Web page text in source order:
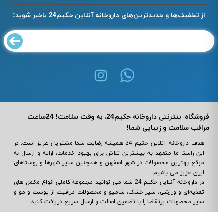
از تخفیف‌ها و جدیدترین‌های داروخانه آنلاین حکیم24 باخبر شوید:
فروشگاه اینترنتی داروخانه حکیم24، به وقت سلامت! 24ساعت
مراقب سلامت و زیبایی شما!
هدف داروخانه آنلاین حکیم 24 همیشه رضایت شما مشتریان عزیز است. در
این راستا ما متعهد به بیشترین تلاش برای بهبود خدمات، ارائه و ارسال به
موقع بهترین محصولات در شهر اصفهان و همچنین سایر شهرها و روستاهای
ایران عزیز می باشیم.
در داروخانه آنلاین حکیم 24 شما می ‌توانید مجموعه کاملی انواع مکمل‌ های
تغذیه‌ای و ورزشی، شیر خشک، شامپو و محصولات مراقبت از پوست و مو و
سایر محصولات پرتقاضا را با تضمین اصالت و ارسال سریع دریافت کنید.